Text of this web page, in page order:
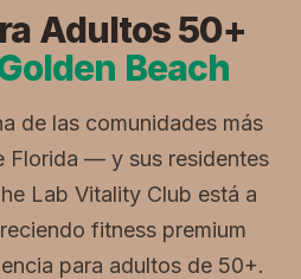
Adultos 50+
Beach
de las comunidades más
Florida — y sus residentes
Lab Vitality Club está a
fitness premium
para adultos de 50+.